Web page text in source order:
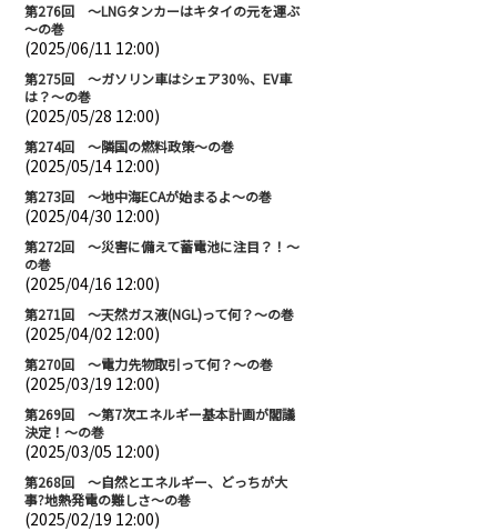
第276回 ～LNGタンカーはキタイの元を運ぶ
～の巻
(2025/06/11 12:00)
第275回 ～ガソリン車はシェア30％、EV車
は？～の巻
(2025/05/28 12:00)
第274回 ～隣国の燃料政策～の巻
(2025/05/14 12:00)
第273回 ～地中海ECAが始まるよ～の巻
(2025/04/30 12:00)
第272回 ～災害に備えて蓄電池に注目？！～
の巻
(2025/04/16 12:00)
第271回 ～天然ガス液(NGL)って何？～の巻
(2025/04/02 12:00)
第270回 ～電力先物取引って何？～の巻
(2025/03/19 12:00)
第269回 ～第7次エネルギー基本計画が閣議
決定！～の巻
(2025/03/05 12:00)
第268回 ～自然とエネルギー、どっちが大
事?地熱発電の難しさ～の巻
(2025/02/19 12:00)